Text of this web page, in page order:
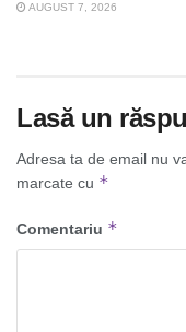
AUGUST 7, 2026
Lasă un
Adresa ta de email nu
marcate cu *
Comentariu *